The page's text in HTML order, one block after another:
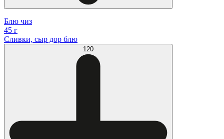
Блю чиз
45 г
Сливки, сыр дор блю
120